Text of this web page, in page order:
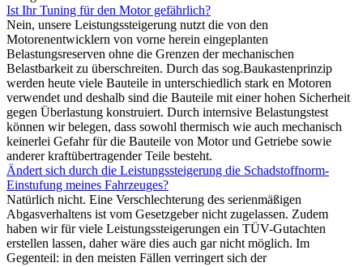
Ist Ihr Tuning für den Motor gefährlich?
Nein, unsere Leistungssteigerung nutzt die von den
Motorenentwicklern von vorne herein eingeplanten
Belastungsreserven ohne die Grenzen der mechanischen
Belastbarkeit zu überschreiten. Durch das sog.Baukastenprinzip
werden heute viele Bauteile in unterschiedlich stark en Motoren
verwendet und deshalb sind die Bauteile mit einer hohen Sicherheit
gegen Überlastung konstruiert. Durch internsive Belastungstest
können wir belegen, dass sowohl thermisch wie auch mechanisch
keinerlei Gefahr für die Bauteile von Motor und Getriebe sowie
anderer kraftübertragender Teile besteht.
Ändert sich durch die Leistungssteigerung die Schadstoffnorm-
Einstufung meines Fahrzeuges?
Natürlich nicht. Eine Verschlechterung des serienmäßigen
Abgasverhaltens ist vom Gesetzgeber nicht zugelassen. Zudem
haben wir für viele Leistungssteigerungen ein TÜV-Gutachten
erstellen lassen, daher wäre dies auch gar nicht möglich. Im
Gegenteil: in den meisten Fällen verringert sich der